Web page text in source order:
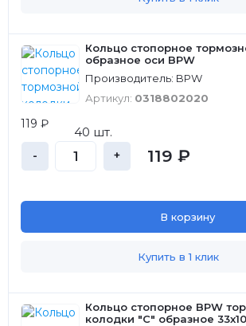
Кольцо стопорное
образное оси BPW
Производитель: BPW
Артикул: 0318802020
119 ₽
40 шт.
- + 119 ₽
В корзину
Купить в 1 клик
Кольцо стопорное BPW
колодки "С" образное